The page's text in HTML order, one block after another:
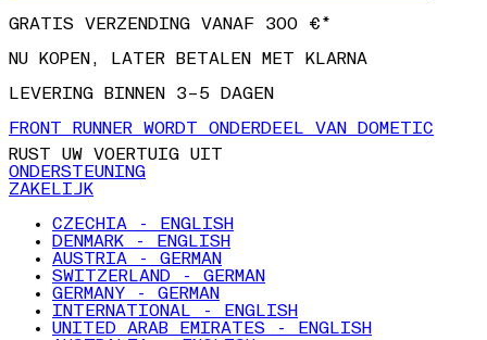
NU KOPEN, LATER BETALEN MET KLARNA
LEVERING BINNEN 3–5 DAGEN
FRONT RUNNER WORDT ONDERDEEL VAN DOMETIC
RUST UW VOERTUIG UIT
ONDERSTEUNING
ZAKELIJK
CZECHIA - ENGLISH
DENMARK - ENGLISH
AUSTRIA - GERMAN
SWITZERLAND - GERMAN
GERMANY - GERMAN
INTERNATIONAL - ENGLISH
UNITED ARAB EMIRATES - ENGLISH